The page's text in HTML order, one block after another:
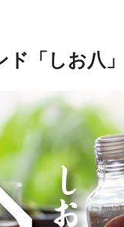
ド「しお八」